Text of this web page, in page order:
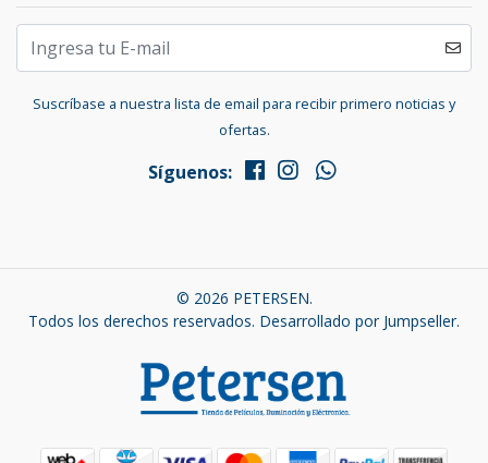
Suscríbase a nuestra lista de email para recibir primero noticias y
ofertas.
Síguenos:
© 2026 PETERSEN.
Todos los derechos reservados. Desarrollado por Jumpseller.